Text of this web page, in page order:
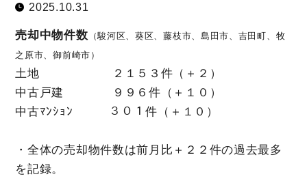
2025.10.31
売却中物件数 （駿河区、葵区、藤枝市、島田市、吉田町、牧
之原市、御前崎市）
土地 ２１５３件（＋２）
中古戸建 ９９６件（＋１０）
中古ﾏﾝｼｮﾝ ３０１件（＋１０）
・全体の売却物件数は前月比＋２２件の過去最多
を記録。